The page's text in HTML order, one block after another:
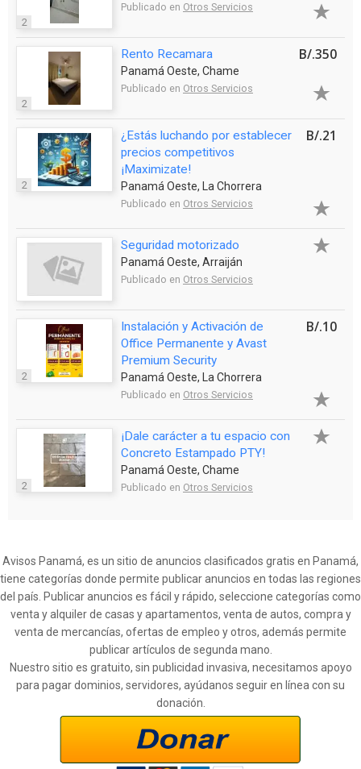
2
Publicado en Otros Servicios
2
Rento Recamara
Panamá Oeste, Chame
Publicado en Otros Servicios
B/.350
2
¿Estás luchando por establecer
precios competitivos
¡Maximizate!
Panamá Oeste, La Chorrera
Publicado en Otros Servicios
B/.21
Seguridad motorizado
Panamá Oeste, Arraiján
Publicado en Otros Servicios
2
Instalación y Activación de
Office Permanente y Avast
Premium Security
Panamá Oeste, La Chorrera
Publicado en Otros Servicios
B/.10
2
¡Dale carácter a tu espacio con
Concreto Estampado PTY!
Panamá Oeste, Chame
Publicado en Otros Servicios
Avisos Panamá, es un sitio de anuncios clasificados gratis en Panamá,
tiene categorías donde permite publicar anuncios en todas las regiones
del país. Publicar anuncios es fácil y rápido, seleccione categorías como
venta y alquiler de casas y apartamentos, venta de autos, compra y
venta de mercancías, ofertas de empleo y otros, además permite
publicar artículos de segunda mano.
Nuestro sitio es gratuito, sin publicidad invasiva, necesitamos apoyo
para pagar dominios, servidores, ayúdanos seguir en línea con su
donación.